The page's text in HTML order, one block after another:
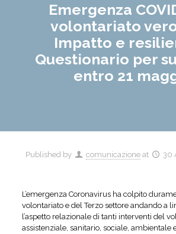
Emergenza
volontariato
Impatto e
Questionario per
entro 21
Published by comunicazione at 30
L’emergenza Coronavirus ha colpito
volontariato e del Terzo settore andando a
l’aspetto relazionale di tanti interventi del
assistenziale, sanitario, sociale, ambientale